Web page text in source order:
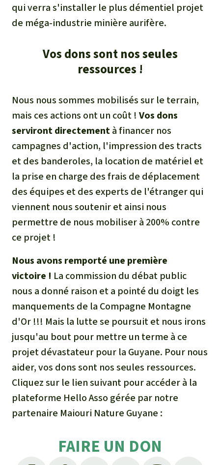
Les routes
qui verra s'installer le plus démentiel projet
de méga-industrie minière aurifère.
Vos dons sont nos seules
ressources !
Nous nous sommes mobilisés sur le terrain,
mais ces actions ont un coût ! Vos dons
serviront directementà financer nos
campagnes d'action, l'impression des tracts
et des banderoles, la location de matériel et
la prise en charge des frais de déplacement
des équipes et des experts de l'étranger qui
viennent nous soutenir et ainsi nous
permettre de nous mobiliser à 200% contre
ce projet !
Nous avons remporté une première
victoire ! La commission du débat public
nous a donné raison et a pointé du doigt les
manquements de la Compagne Montagne
d'Or !!! Mais la lutte se poursuit et nous irons
jusqu'au bout pour mettre un terme à ce
projet dévastateur pour la Guyane. Pour nous
aider, vos dons sont nos seules ressources.
Cliquez sur le lien suivant pour accéder à la
plateforme Hello Asso gérée par notre
partenaire Maiouri Nature Guyane :
FAIRE UN DON